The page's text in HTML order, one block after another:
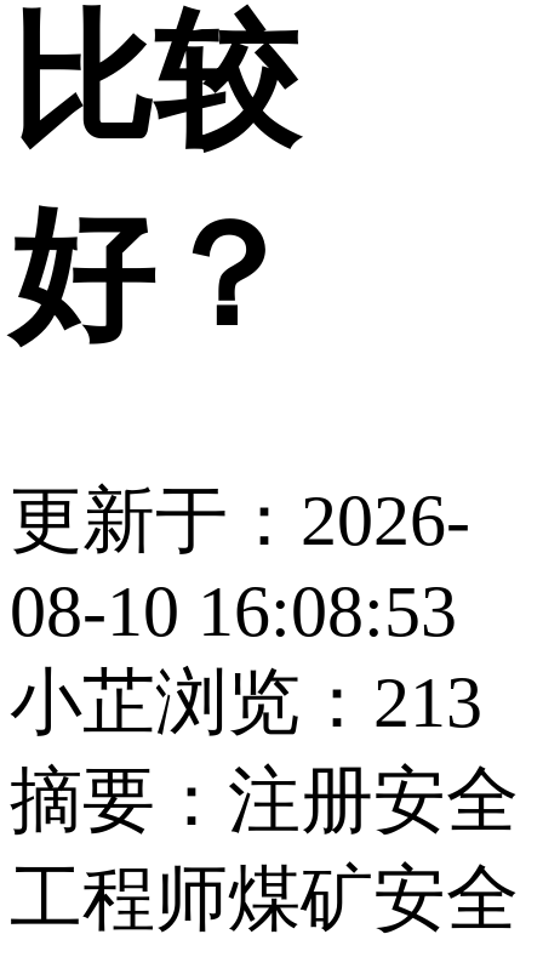
比较
好？
更新于：2026-
08-10 16:08:53
小芷浏览：213
摘要： 注册安全
工程师煤矿安全